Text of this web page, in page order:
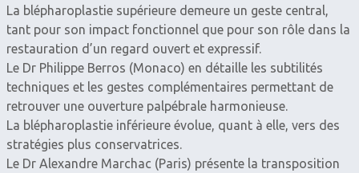
La blépharoplastie supérieure demeure un geste central,
tant pour son impact fonctionnel que pour son rôle dans la
restauration d’un regard ouvert et expressif.
Le Dr Philippe Berros (Monaco) en détaille les subtilités
techniques et les gestes complémentaires permettant de
retrouver une ouverture palpébrale harmonieuse.
La blépharoplastie inférieure évolue, quant à elle, vers des
stratégies plus conservatrices.
Le Dr Alexandre Marchac (Paris) présente la transposition